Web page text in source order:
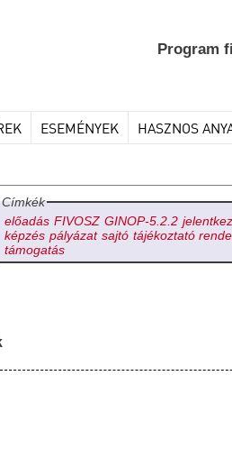
Program
ESEMÉNYEK HASZNOS
Címkék
előadás FIVOSZ GINOP-5.2.2
képzés pályázat sajtó tájékoztató
támogatás